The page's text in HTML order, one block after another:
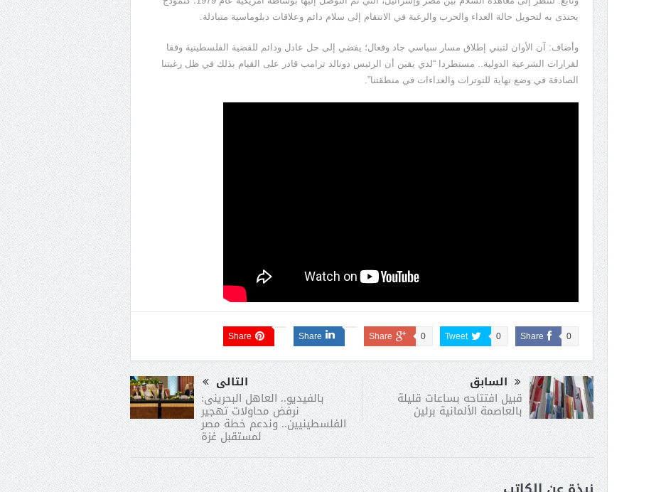
يحتذى به لتحويل حالة العداء والحرب والرغبة في الانتقام إلى سلام دائم وعلاقات دبلوماسية متبادلة.
وأضاف: آن الأوان لتبني إطلاق مسار سياسي جاد وفعال؛ يفضي إلى حل عادل ودائم للقضية الفلسطينية وفقا
لقرارات الشرعية الدولية.. مستطردا “لدي يقين أن الرئيس دونالد ترامب قادر على القيام بذلك في ظل رغبتنا
الصادقة في وضع نهاية للتوترات والعداءات في منطقتنا”.
Share 0
Tweet 0
Share 0
Share
Share
السابق
قبيل افتتاحه بساعات قليلة
بالعاصمة الألمانية برلين
التالى
بالفيديو.. العاهل البحرينى:
نرفض محاولات تهجير
الفلسطينيين.. وندعم خطة مصر
لمستقبل غزة